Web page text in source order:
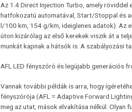
Az 1.4 Direct Injection Turbo, amely
hatfokozatú automatával, Start/Stoppal és
l/100 km, 154 g/km, ideiglenes adatok). Az
úton kizárólag az első kerekek viszik át a
munkát kapnak a hátsók is. A szabályozási
AFL LED fényszóró és legújabb generációs
Vannak további példák is arra, hogy
fényszórója (AFL = Adaptive Forward
meg az utat, mások elvakítása nélkül. Olyan